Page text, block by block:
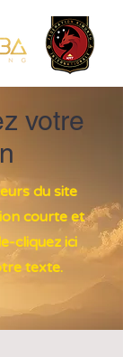
votre
du site
courte et
cliquez ici
texte.